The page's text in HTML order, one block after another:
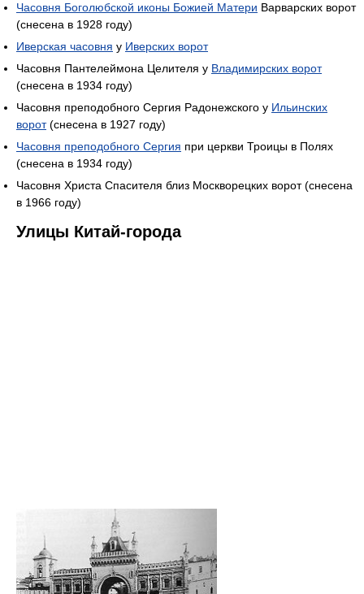
Часовня Боголюбской иконы Божией Матери Варварских ворот
(снесена в 1928 году)
Иверская часовня у Иверских ворот
Часовня Пантелеймона Целителя у Владимирских ворот
(снесена в 1934 году)
Часовня преподобного Сергия Радонежского у Ильинских
ворот(снесена в 1927 году)
Часовня преподобного Сергия при церкви Троицы в Полях
(снесена в 1934 году)
Часовня Христа Спасителя близ Москворецких ворот (снесена
в 1966 году)
Улицы Китай-города